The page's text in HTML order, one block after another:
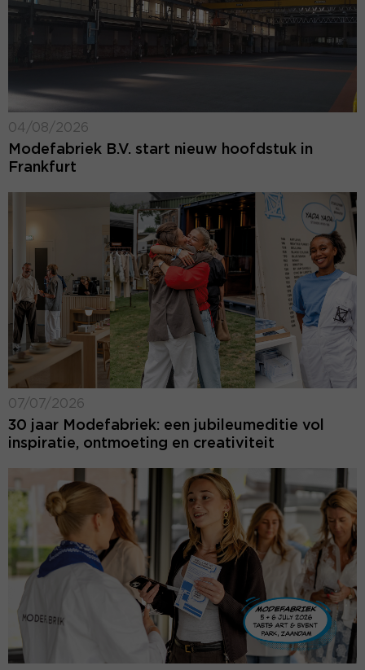
04/08/2026
Modefabriek B.V. start nieuw hoofdstuk in
Frankfurt
07/07/2026
30 jaar Modefabriek: een jubileumeditie vol
inspiratie, ontmoeting en creativiteit